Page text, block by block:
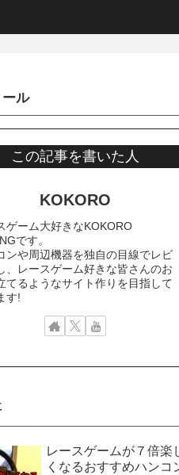
ル
この記事を書いた人
KOKORO
ゲーム大好きなKOKORO
です。
ンや周辺機器を独自の目線でレビ
、レースゲーム好きな皆さんのお
てるようなサイト作りを目指して
す!
レースゲームが７倍楽
くなるおすすめハンコ